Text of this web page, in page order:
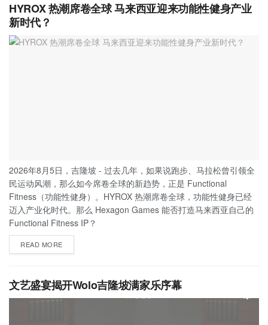
HYROX 热潮席卷全球 马来西亚迎来功能性健身产业
新时代？
2026年8月5日，吉隆坡 - 过去几年，如果说跑步、马拉松曾引领全
民运动风潮，那么如今席卷全球的新趋势，正是 Functional
Fitness（功能性健身）。HYROX 热潮席卷全球，功能性健身已经
迈入产业化时代。那么 Hexagon Games 能否打造马来西亚自己的
Functional Fitness IP？
READ MORE
文艺盛宴揭开Wolo吉隆坡满家乐序幕